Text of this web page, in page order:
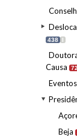
438 I
Causa
72
Beja